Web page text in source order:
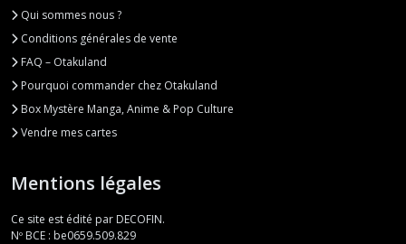
Qui sommes nous ?
Conditions générales de vente
FAQ – Otakuland
Pourquoi commander chez Otakuland
Box Mystère Manga, Anime & Pop Culture
Vendre mes cartes
Mentions légales
Ce site est édité par DECOFIN.
Nº BCE : be0659.509.829